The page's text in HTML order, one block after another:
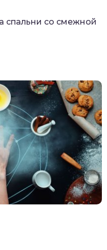
спальни со смежной